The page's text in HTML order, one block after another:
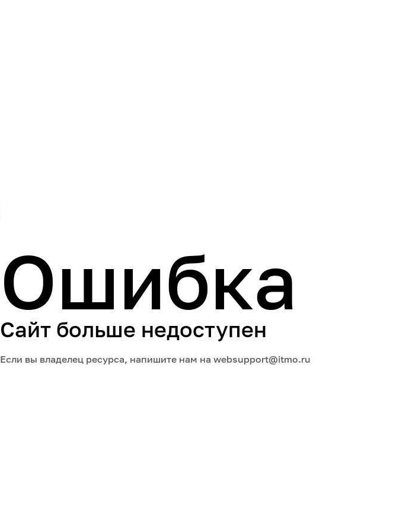
Ошибка
Сайт больше недоступен
Если вы владелец ресурса, напишите нам на websupport@itmo.ru